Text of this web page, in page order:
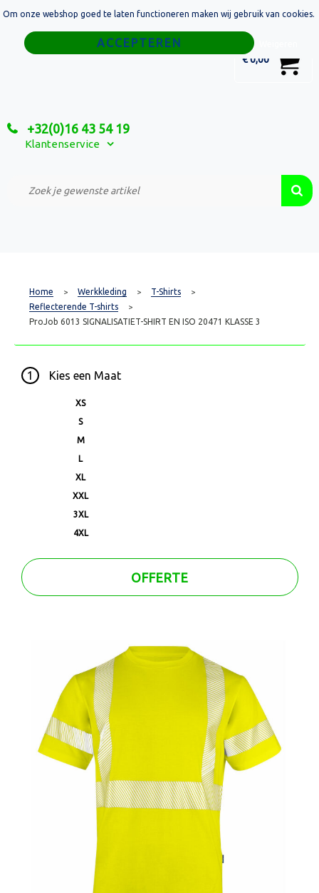
€ 0,00
+32(0)16 43 54 19
Klantenservice
Home
Relatiegeschenken
Custom Made Projecten
Home > Werkkleding > T-Shirts >
Reflecterende T-shirts >
ProJob 6013 SIGNALISATIET-SHIRT EN ISO 20471 KLASSE 3
1 Kies een Maat
XS
S
M
L
XL
XXL
3XL
4XL
OFFERTE
Om onze webshop goed te laten functioneren maken wij gebruik van cookies.